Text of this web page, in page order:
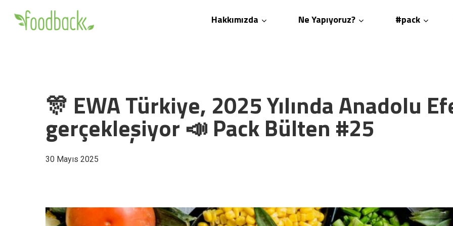
Hakkımızda Ne Yapıyoruz? #pack
🎊 EWA Türkiye, 2025 Yılında Anadolu
gerçekleşiyor 📣 Pack Bülten #25
30 Mayıs 2025